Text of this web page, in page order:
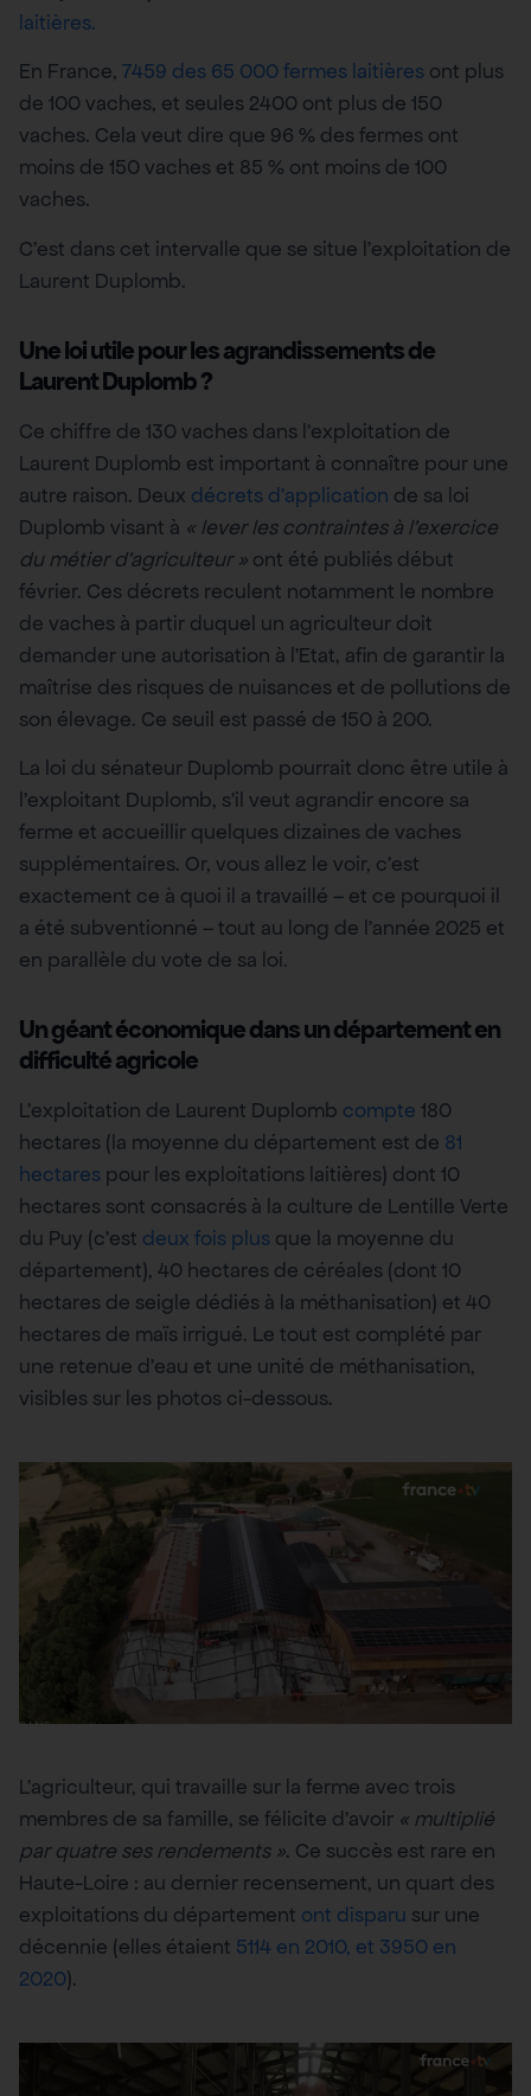
laitières.
En France, 7459 des 65 000 fermes laitières ont plus
de 100 vaches, et seules 2400 ont plus de 150
vaches. Cela veut dire que 96 % des fermes ont
moins de 150 vaches et 85 % ont moins de 100
vaches.
C’est dans cet intervalle que se situe l’exploitation de
Laurent Duplomb.
Une loi utile pour les agrandissements de
Laurent Duplomb ?
Ce chiffre de 130 vaches dans l’exploitation de
Laurent Duplomb est important à connaître pour une
autre raison. Deux décrets d’application de sa loi
Duplomb visant à « lever les contraintes à l’exercice
du métier d’agriculteur » ont été publiés début
février. Ces décrets reculent notamment le nombre
de vaches à partir duquel un agriculteur doit
demander une autorisation à l’Etat, afin de garantir la
maîtrise des risques de nuisances et de pollutions de
son élevage. Ce seuil est passé de 150 à 200.
La loi du sénateur Duplomb pourrait donc être utile à
l’exploitant Duplomb, s’il veut agrandir encore sa
ferme et accueillir quelques dizaines de vaches
supplémentaires. Or, vous allez le voir, c’est
exactement ce à quoi il a travaillé – et ce pourquoi il
a été subventionné – tout au long de l’année 2025 et
en parallèle du vote de sa loi.
Un géant économique dans un département en
difficulté agricole
L’exploitation de Laurent Duplomb compte 180
hectares (la moyenne du département est de 81
hectares pour les exploitations laitières) dont 10
hectares sont consacrés à la culture de Lentille Verte
du Puy (c’est deux fois plus que la moyenne du
département), 40 hectares de céréales (dont 10
hectares de seigle dédiés à la méthanisation) et 40
hectares de maïs irrigué. Le tout est complété par
une retenue d’eau et une unité de méthanisation,
visibles sur les photos ci-dessous.
L’agriculteur, qui travaille sur la ferme avec trois
membres de sa famille, se félicite d’avoir « multiplié
par quatre ses rendements ». Ce succès est rare en
Haute-Loire : au dernier recensement, un quart des
exploitations du département ont disparu sur une
décennie (elles étaient 5114 en 2010, et 3950 en
2020).